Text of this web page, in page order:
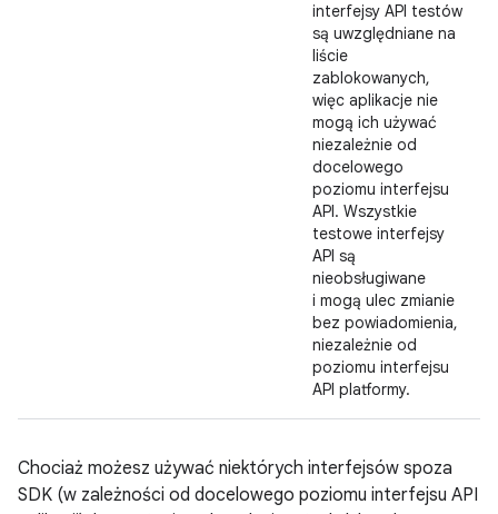
interfejsy API testów
są uwzględniane na
liście
zablokowanych,
więc aplikacje nie
mogą ich używać
niezależnie od
docelowego
poziomu interfejsu
API. Wszystkie
testowe interfejsy
API są
nieobsługiwane
i mogą ulec zmianie
bez powiadomienia,
niezależnie od
poziomu interfejsu
API platformy.
Chociaż możesz używać niektórych interfejsów spoza
SDK (w zależności od docelowego poziomu interfejsu API